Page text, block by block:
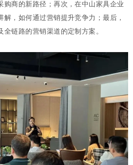
购商的新路径；再次，在中山家具企业
解，如何通过营销提升竞争力；最后，
链路的营销渠道的定制方案。